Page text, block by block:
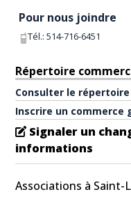
Pour nous joindre
Tél.:514-716-6451
Répertoire
Consulter le
Inscrire un
Signaler un
informations
Associations à Saint-